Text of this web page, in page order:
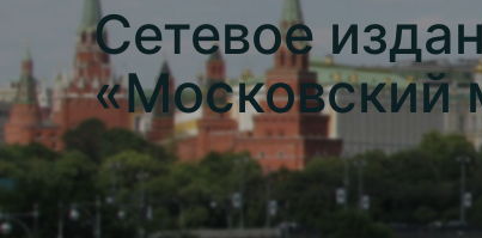
Сетевое
«Московский